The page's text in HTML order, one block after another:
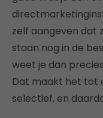
zelf aangeven dat
staan nog in de
weet je dan
Dat maakt het tot
selectief, en